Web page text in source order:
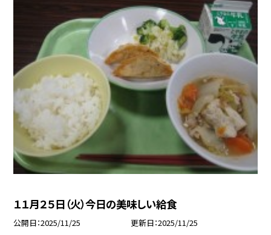
１１月２５日（火）今日の美味しい給食
公開日 2025/11/25 更新日 2025/11/25